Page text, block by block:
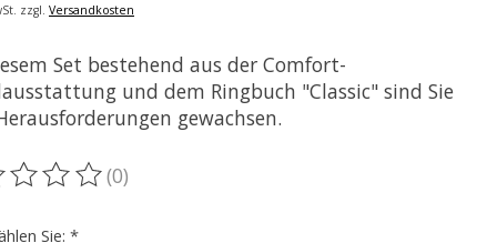
zzgl. Versandkosten
Set bestehend aus der Comfort-
und dem Ringbuch "Classic" sind Sie
gewachsen.
dieses Produkts ist
(0)
Sie: *